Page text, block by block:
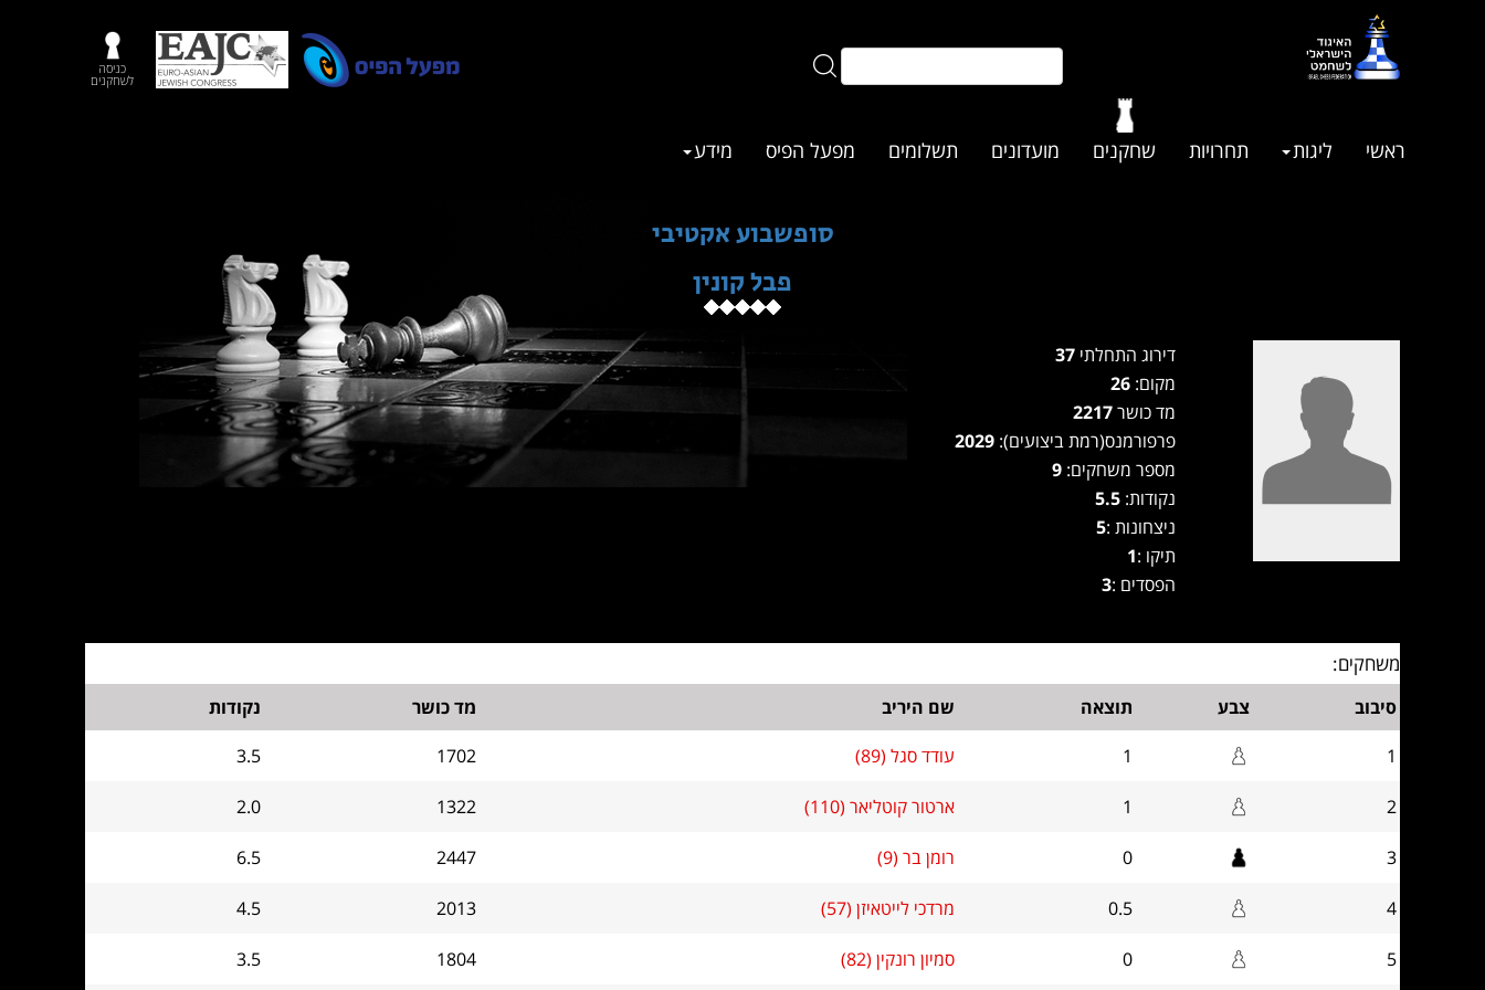
כניסה
לשחקנים
ראשי ליגות תחרויות שחקנים מועדונים תשלומים מפעל הפיס מידע
סופשבוע אקטיבי
פבל קונין
דירוג התחלתי 37
מקום: 26
מד כושר2217
פרפורמנס(רמת ביצועים): 2029
מספר משחקים: 9
נקודות:5.5
ניצחונות :5
תיקו :1
הפסדים :3
משחקים:
סיבוב צבע תוצאה שם היריב מד כושר
נקודות
1
1 עודד סגל (89) 1702
3.5
2
1 ארטור קוטליאר (110) 1322
2.0
3
0 רומן בר (9) 2447
6.5
4
0.5 מרדכי לייטאיזן (57) 2013
4.5
5
0 סמיון רונקין (82) 1804
3.5